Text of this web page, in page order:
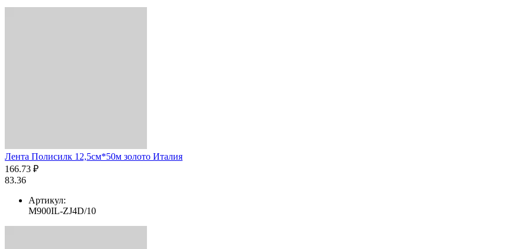
Лента Полисилк 12,5см*50м золото Италия
166.73 ₽
83.36
Артикул:
M900IL-ZJ4D/10